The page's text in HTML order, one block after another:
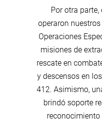
Por otra
operaron
Operaciones
misiones de
rescate en
y descensos en
412. Asimismo,
brindó soporte
reconocimiento